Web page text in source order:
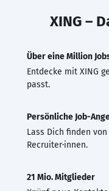
XING –
Über eine Million
Entdecke mit XING
passt.
Persönliche Job-
Lass Dich finden
Recruiter·innen.
21 Mio. Mitglieder